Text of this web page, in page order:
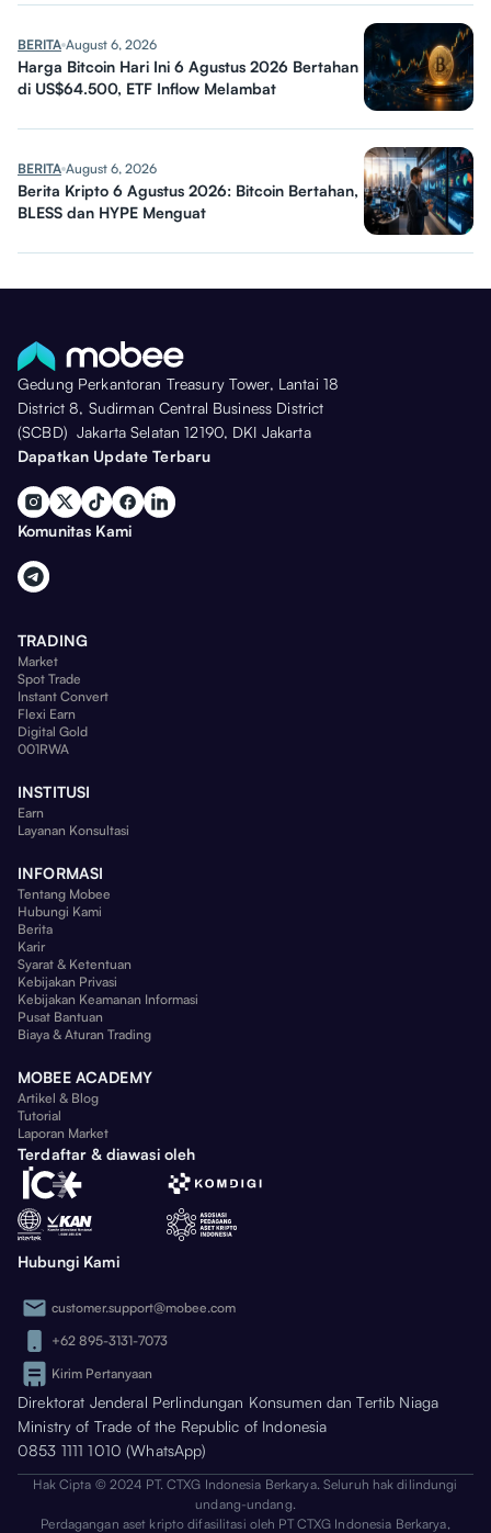
BERITA August 6, 2026
Harga Bitcoin Hari Ini 6 Agustus 2026 Bertahan
di US$64.500, ETF Inflow Melambat
BERITA August 6, 2026
Berita Kripto 6 Agustus 2026: Bitcoin Bertahan,
BLESS dan HYPE Menguat
Gedung Perkantoran Treasury Tower, Lantai 18
District 8, Sudirman Central Business District
(SCBD) Jakarta Selatan 12190, DKI Jakarta
Dapatkan Update Terbaru
Komunitas Kami
TRADING
Market
Spot Trade
Instant Convert
Flexi Earn
Digital Gold
001RWA
INSTITUSI
Earn
Layanan Konsultasi
INFORMASI
Tentang Mobee
Hubungi Kami
Berita
Karir
Syarat & Ketentuan
Kebijakan Privasi
Kebijakan Keamanan Informasi
Pusat Bantuan
Biaya & Aturan Trading
MOBEE ACADEMY
Artikel & Blog
Tutorial
Laporan Market
Terdaftar & diawasi oleh
Hubungi Kami
customer.support@mobee.com
+62 895-3131-7073
Kirim Pertanyaan
Direktorat Jenderal Perlindungan Konsumen dan Tertib Niaga
Ministry of Trade of the Republic of Indonesia
0853 1111 1010 (WhatsApp)
Hak Cipta © 2024 PT. CTXG Indonesia Berkarya. Seluruh hak dilindungi
undang-undang.
Perdagangan aset kripto difasilitasi oleh PT CTXG Indonesia Berkarya,